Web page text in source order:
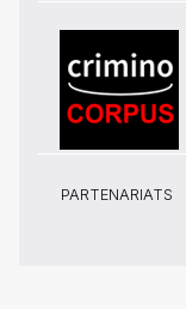
PARTENARIATS